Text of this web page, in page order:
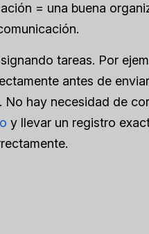
= una buena
tareas. Por
antes de
No hay necesidad de
y llevar un registro